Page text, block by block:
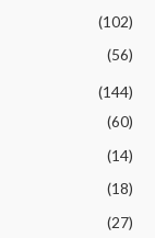
(102)
(56)
(144)
(60)
(14)
(18)
(27)